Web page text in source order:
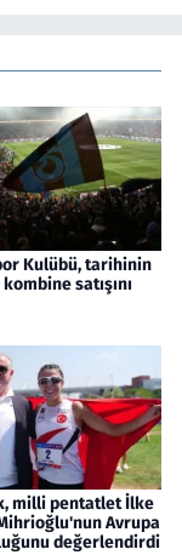
Kulübü, tarihinin
satışını
milli pentatlet İlke
Avrupa
değerlendirdi